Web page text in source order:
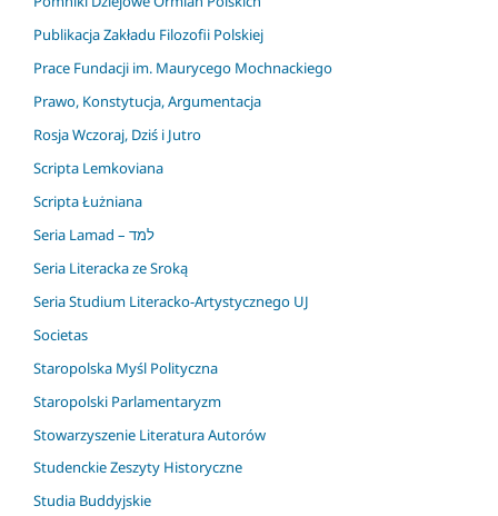
Publikacja Zakładu Filozofii Polskiej
Prace Fundacji im. Maurycego Mochnackiego
Prawo, Konstytucja, Argumentacja
Rosja Wczoraj, Dziś i Jutro
Scripta Lemkoviana
Scripta Łużniana
Seria Lamad – למד
Seria Literacka ze Sroką
Seria Studium Literacko-Artystycznego UJ
Societas
Staropolska Myśl Polityczna
Staropolski Parlamentaryzm
Stowarzyszenie Literatura Autorów
Studenckie Zeszyty Historyczne
Studia Buddyjskie